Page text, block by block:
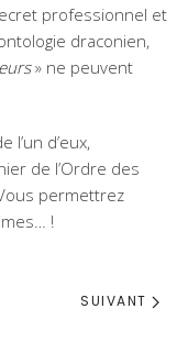
professionnel et
draconien,
» ne peuvent
l’un d’eux,
de l’Ordre des
permettrez
!
SUIVANT